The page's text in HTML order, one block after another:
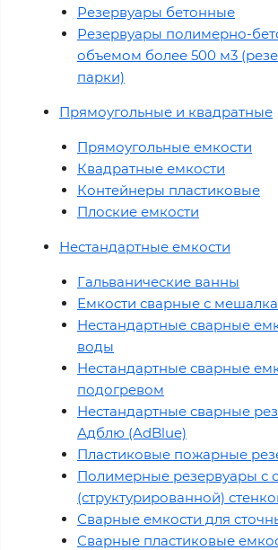
Резервуары бетонные
Резервуары полимерно-
объемом более 500 м3
парки)
Прямоугольные и квадратные
Прямоугольные емкости
Квадратные емкости
Контейнеры пластиковые
Плоские емкости
Нестандартные емкости
Гальванические ванны
Емкости сварные с
Нестандартные сварные
воды
Нестандартные сварные
подогревом
Нестандартные сварные
Адблю (AdBlue)
Пластиковые пожарные
Полимерные резервуары с
(структурированной)
Сварные емкости для
Сварные пластиковые